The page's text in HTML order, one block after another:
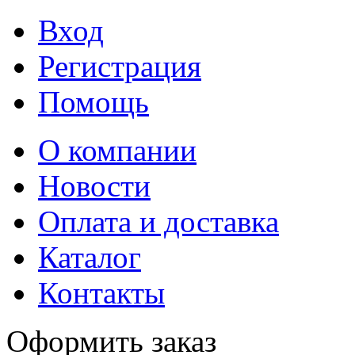
Вход
Регистрация
Помощь
О компании
Новости
Оплата и доставка
Каталог
Контакты
Оформить заказ